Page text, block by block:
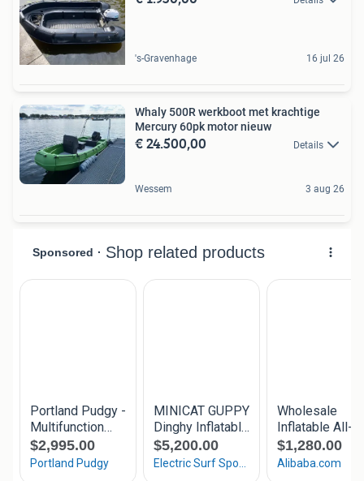
's-Gravenhage 16 jul 26
Whaly 500R werkboot met krachtige
Mercury 60pk motor nieuw
€ 24.500,00 Details
Wessem 3 aug 26